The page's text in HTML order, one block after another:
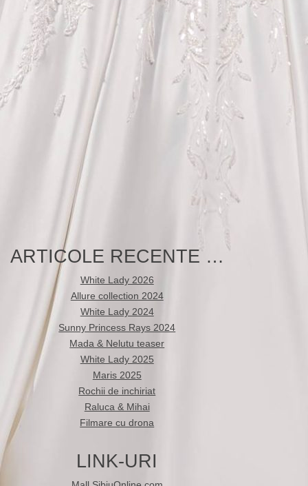
ARTICOLE RECENTE …
White Lady 2026
Allure collection 2024
White Lady 2024
Sunny Princess Rays 2024
Mada & Nelutu teaser
White Lady 2025
Maris 2025
Rochii de inchiriat
Raluca & Mihai
Filmare cu drona
LINK-URI